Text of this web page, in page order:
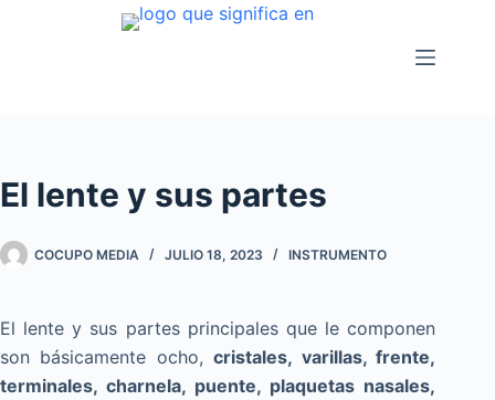
El lente y sus partes
COCUPO MEDIA JULIO 18, 2023 INSTRUMENTO
El lente y sus partes principales que le componen
son básicamente ocho,cristales, varillas, frente,
terminales, charnela, puente, plaquetas nasales,